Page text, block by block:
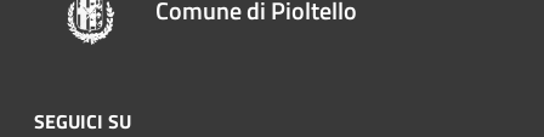
Comune di Pioltello
SEGUICI SU